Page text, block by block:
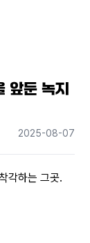
앞둔 녹지
2025-08-07
각하는 그곳.